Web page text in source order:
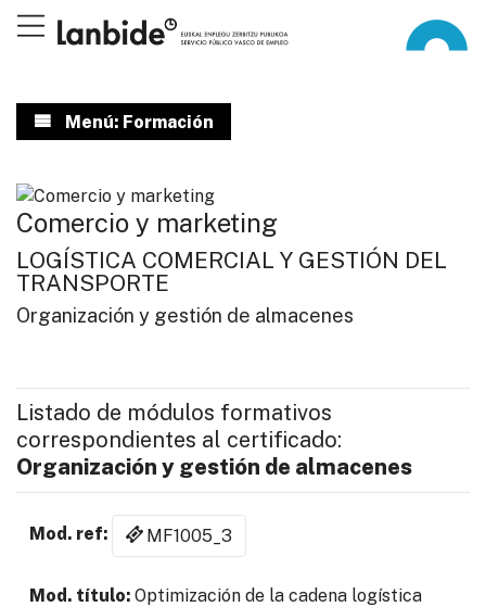
Menú: Formación
Comercio y marketing
LOGÍSTICA COMERCIAL Y GESTIÓN DEL
TRANSPORTE
Organización y gestión de almacenes
Listado de módulos formativos
correspondientes al certificado:
Organización y gestión de almacenes
MF1005_3
Optimización de la cadena logística